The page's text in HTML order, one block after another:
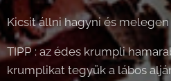
Kicsit állni hagyni és
TIPP : az édes krumpli
krumplikat tegyük a lábos